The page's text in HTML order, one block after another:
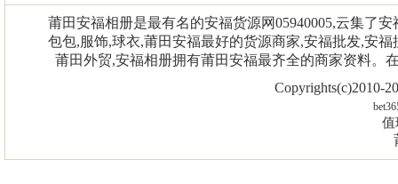
莆田安福相册是最有名的安福货源网05940005,云集了
包包,服饰,球衣,莆田安福最好的货源商家,安福批发,安
莆田外贸,安福相册拥有莆田安福最齐全的商家资料。
Copyrights(c)2010-
值